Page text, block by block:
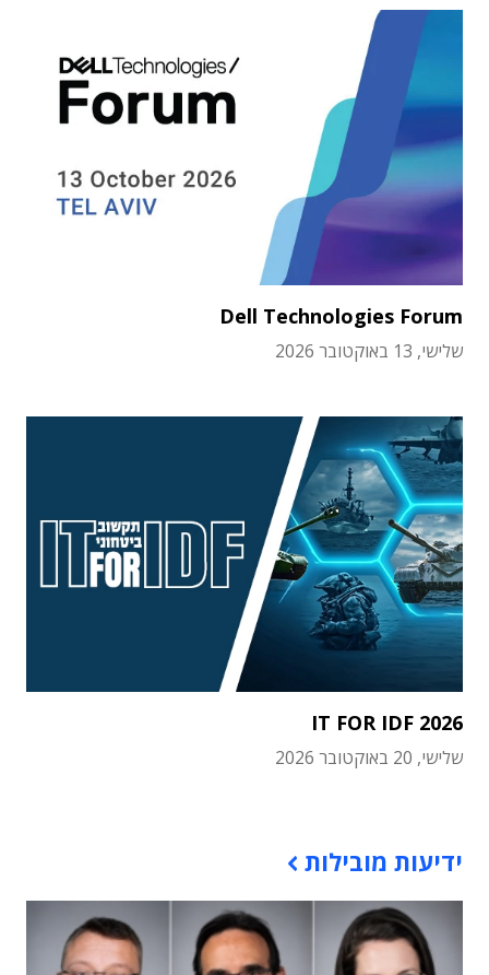
Dell Technologies Forum
שלישי, 13 באוקטובר 2026
IT FOR IDF 2026
שלישי, 20 באוקטובר 2026
ידיעות מובילות